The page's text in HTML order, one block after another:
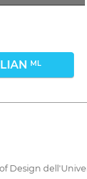
ML